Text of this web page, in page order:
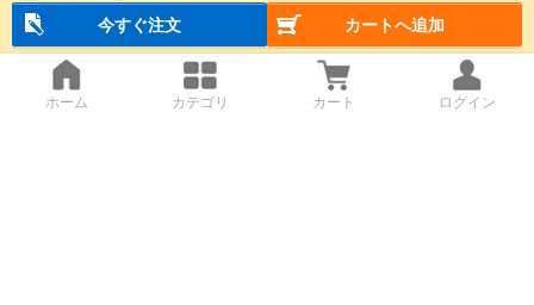
今すぐ注文
カートへ追加
ホーム カテゴリ カート ログイン